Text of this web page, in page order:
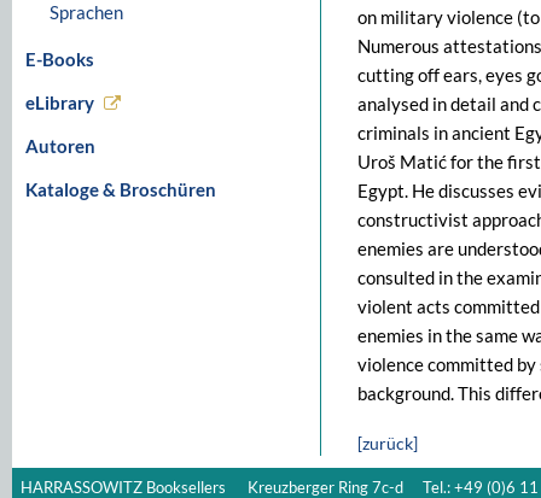
Sprachen
E-Books
eLibrary
Autoren
Kataloge & Broschüren
on military violence
Numerous
cutting off ears, eyes
analysed in detail and
criminals in ancient
Uroš Matić for the
Egypt. He discusses
constructivist
enemies are
consulted in the
violent acts
enemies in the same
violence committed by
background. This
[zurück]
HARRASSOWITZ Booksellers
Kreuzberger Ring 7c-d
Tel.: +49 (0)6